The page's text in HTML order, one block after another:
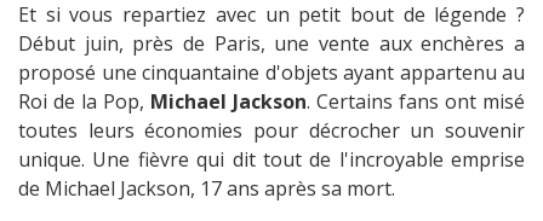
Et si vous repartiez avec un petit bout de légende ?
Début juin, près de Paris, une vente aux enchères a
proposé une cinquantaine d'objets ayant appartenu au
Roi de la Pop, Michael Jackson. Certains fans ont misé
toutes leurs économies pour décrocher un souvenir
unique. Une fièvre qui dit tout de l'incroyable emprise
de Michael Jackson, 17 ans après sa mort.